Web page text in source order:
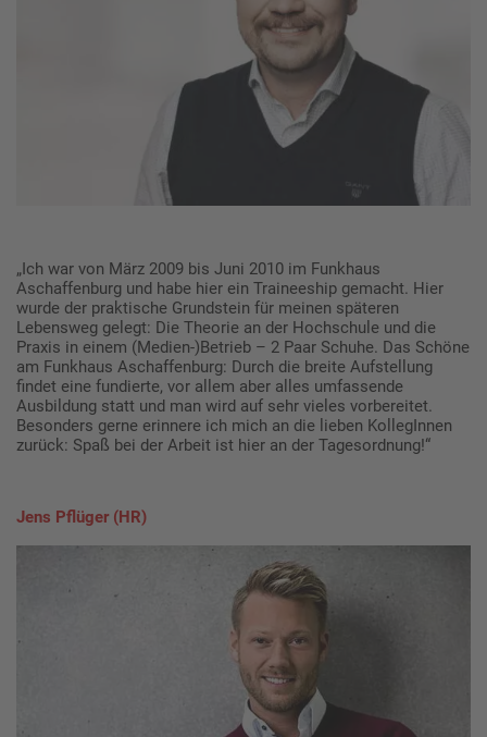
„Ich war von März 2009 bis Juni 2010 im Funkhaus
Aschaffenburg und habe hier ein Traineeship gemacht. Hier
wurde der praktische Grundstein für meinen späteren
Lebensweg gelegt: Die Theorie an der Hochschule und die
Praxis in einem (Medien-)Betrieb – 2 Paar Schuhe. Das Schöne
am Funkhaus Aschaffenburg: Durch die breite Aufstellung
findet eine fundierte, vor allem aber alles umfassende
Ausbildung statt und man wird auf sehr vieles vorbereitet.
Besonders gerne erinnere ich mich an die lieben KollegInnen
zurück: Spaß bei der Arbeit ist hier an der Tagesordnung!“
Jens Pflüger (HR)